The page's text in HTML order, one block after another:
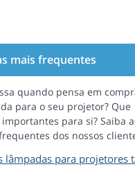
mais frequentes
quando pensa em
para o seu projetor? Que
para si? Saiba
dos nossos
lâmpadas para projetores